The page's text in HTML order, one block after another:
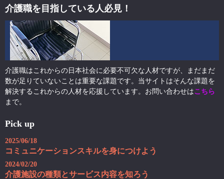
介護職を目指している人必見！
介護職はこれからの日本社会に必要不可欠な人材ですが、まだまだ
数が足りていないことは重要な課題です。当サイトはそんな課題を
解決するこれからの人材を応援しています。お問い合わせはこちら
まで。
Pick up
2025/06/18
コミュニケーションスキルを身につけよう
2024/02/20
介護施設の種類とサービス内容を知ろう